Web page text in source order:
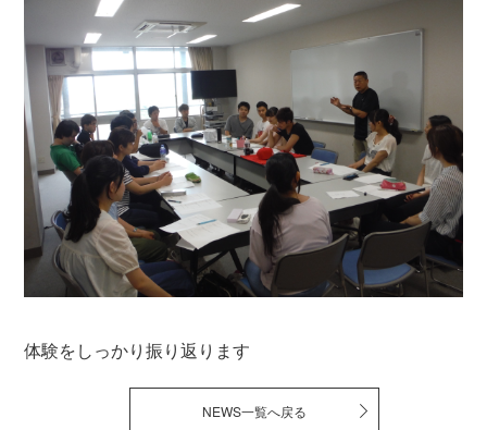
体験をしっかり振り返ります
NEWS一覧へ戻る